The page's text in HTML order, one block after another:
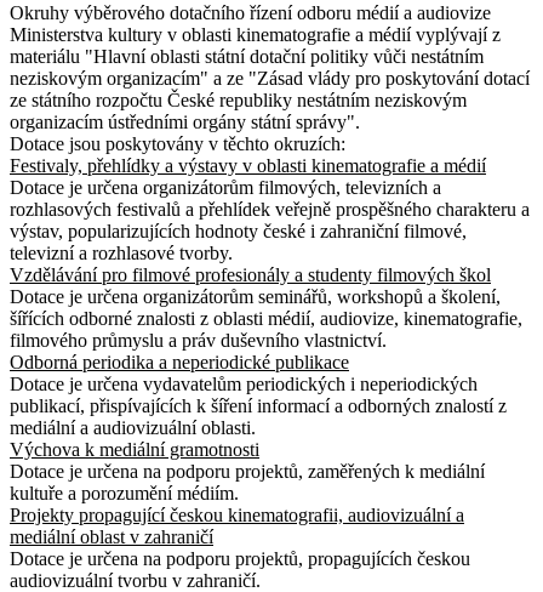
Okruhy výběrového dotačního řízení odboru médií a audiovize
Ministerstva kultury v oblasti kinematografie a médií vyplývají z
materiálu "Hlavní oblasti státní dotační politiky vůči nestátním
neziskovým organizacím" a ze "Zásad vlády pro poskytování dotací
ze státního rozpočtu České republiky nestátním neziskovým
organizacím ústředními orgány státní správy".
Dotace jsou poskytovány v těchto okruzích:
Festivaly, přehlídky a výstavy v oblasti kinematografie a médií
Dotace je určena organizátorům filmových, televizních a
rozhlasových festivalů a přehlídek veřejně prospěšného charakteru a
výstav, popularizujících hodnoty české i zahraniční filmové,
televizní a rozhlasové tvorby.
Vzdělávání pro filmové profesionály a studenty filmových škol
Dotace je určena organizátorům seminářů, workshopů a školení,
šířících odborné znalosti z oblasti médií, audiovize, kinematografie,
filmového průmyslu a práv duševního vlastnictví.
Odborná periodika a neperiodické publikace
Dotace je určena vydavatelům periodických i neperiodických
publikací, přispívajících k šíření informací a odborných znalostí z
mediální a audiovizuální oblasti.
Výchova k mediální gramotnosti
Dotace je určena na podporu projektů, zaměřených k mediální
kultuře a porozumění médiím.
Projekty propagující českou kinematografii, audiovizuální a
mediální oblast v zahraničí
Dotace je určena na podporu projektů, propagujících českou
audiovizuální tvorbu v zahraničí.